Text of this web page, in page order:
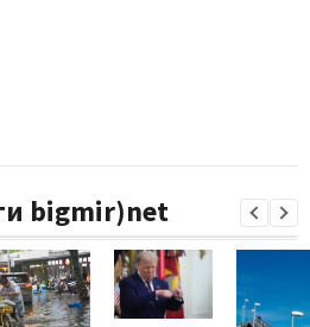
bigmir)net